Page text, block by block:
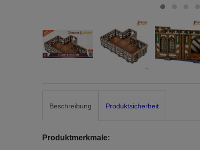
Beschreibung Produktsicherheit
Produktmerkmale: